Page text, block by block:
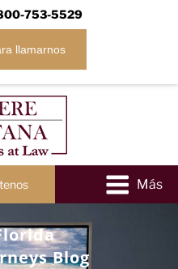
753-5529
llamarnos
Blog